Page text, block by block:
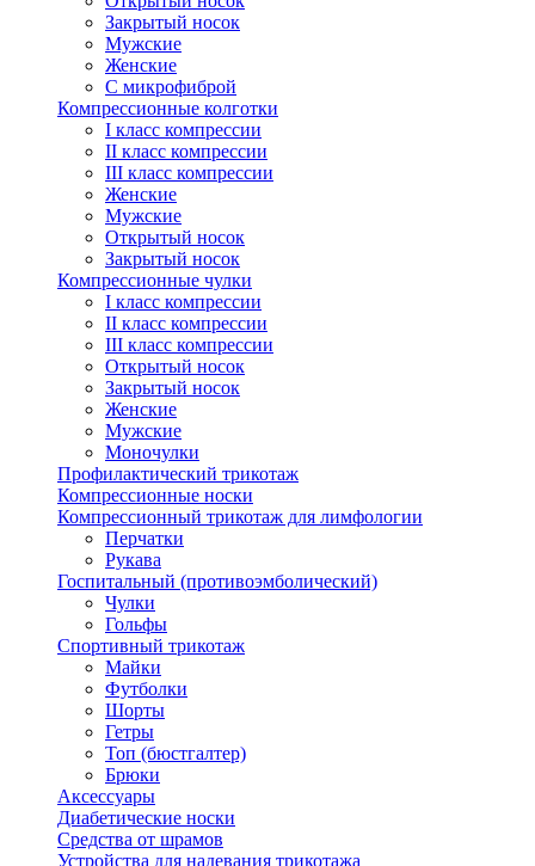
Закрытый носок
Мужские
Женские
С микрофиброй
Компрессионные колготки
I класс компрессии
II класс компрессии
III класс компрессии
Женские
Мужские
Открытый носок
Закрытый носок
Компрессионные чулки
I класс компрессии
II класс компрессии
III класс компрессии
Открытый носок
Закрытый носок
Женские
Мужские
Моночулки
Профилактический трикотаж
Компрессионные носки
Компрессионный трикотаж для лимфологии
Перчатки
Рукава
Госпитальный (противоэмболический)
Чулки
Гольфы
Спортивный трикотаж
Майки
Футболки
Шорты
Гетры
Топ (бюстгалтер)
Брюки
Аксессуары
Диабетические носки
Средства от шрамов
Устройства для надевания трикотажа